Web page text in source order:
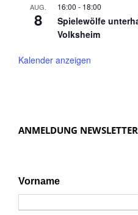
AUG.
8
16:00 - 18:00
Spielewölfe
Volksheim
Kalender anzeigen
ANMELDUNG NEWSLETTER
Vorname